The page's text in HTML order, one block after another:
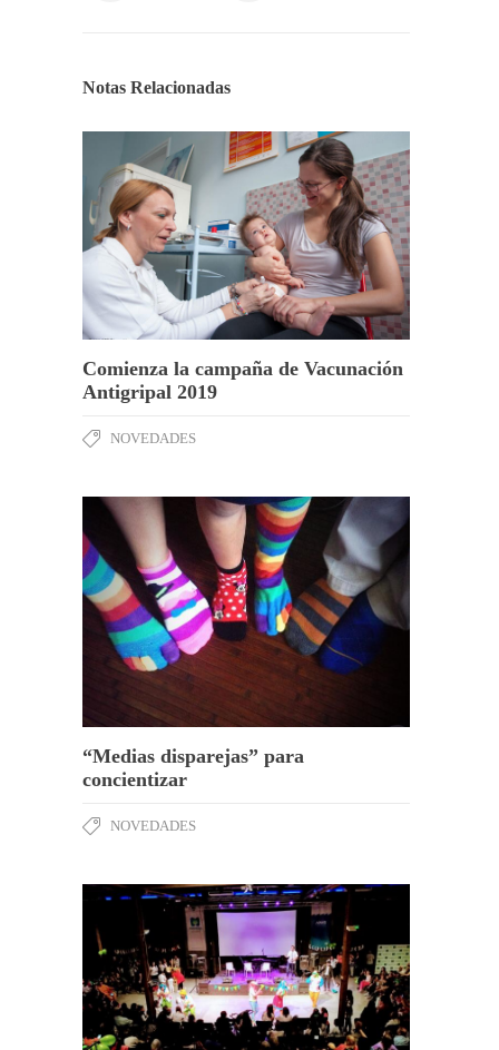
Notas Relacionadas
Comienza la campaña de Vacunación
Antigripal 2019
NOVEDADES
“Medias disparejas” para
concientizar
NOVEDADES